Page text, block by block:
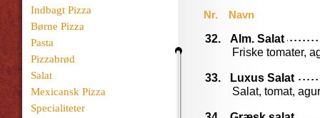
Indbagt Pizza
Børne Pizza
Pasta
Pizzabrød
Salat
Mexicansk Pizza
Specialiteter
Nr.
Navn
32.
Alm. Salat
Friske tomater,
33.
Luxus Salat
Salat, tomat,